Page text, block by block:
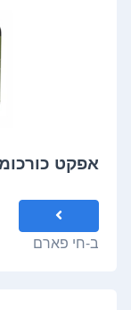
ב-חי פארם